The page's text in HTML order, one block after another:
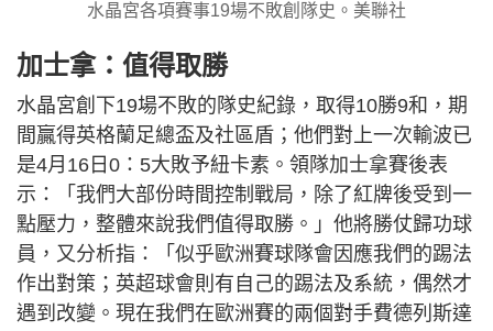
水晶宮各項賽事19場不敗創隊史。美聯社
加士拿：值得取勝
水晶宮創下19場不敗的隊史紀錄，取得10勝9和，期
間贏得英格蘭足總盃及社區盾；他們對上一次輸波已
是4月16日0：5大敗予紐卡素。領隊加士拿賽後表
示：「我們大部份時間控制戰局，除了紅牌後受到一
點壓力，整體來說我們值得取勝。」他將勝仗歸功球
員，又分析指：「似乎歐洲賽球隊會因應我們的踢法
作出對策；英超球會則有自己的踢法及系統，偶然才
遇到改變。現在我們在歐洲賽的兩個對手費德列斯達